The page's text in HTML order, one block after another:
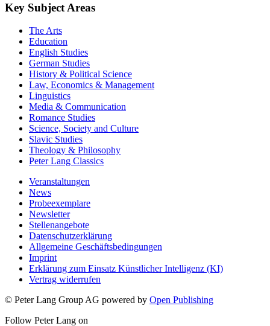
Key Subject Areas
The Arts
Education
English Studies
German Studies
History & Political Science
Law, Economics & Management
Linguistics
Media & Communication
Romance Studies
Science, Society and Culture
Slavic Studies
Theology & Philosophy
Peter Lang Classics
Veranstaltungen
News
Probeexemplare
Newsletter
Stellenangebote
Datenschutzerklärung
Allgemeine Geschäftsbedingungen
Imprint
Erklärung zum Einsatz Künstlicher Intelligenz (KI)
Vertrag widerrufen
© Peter Lang Group AG powered by Open Publishing
Follow Peter Lang on